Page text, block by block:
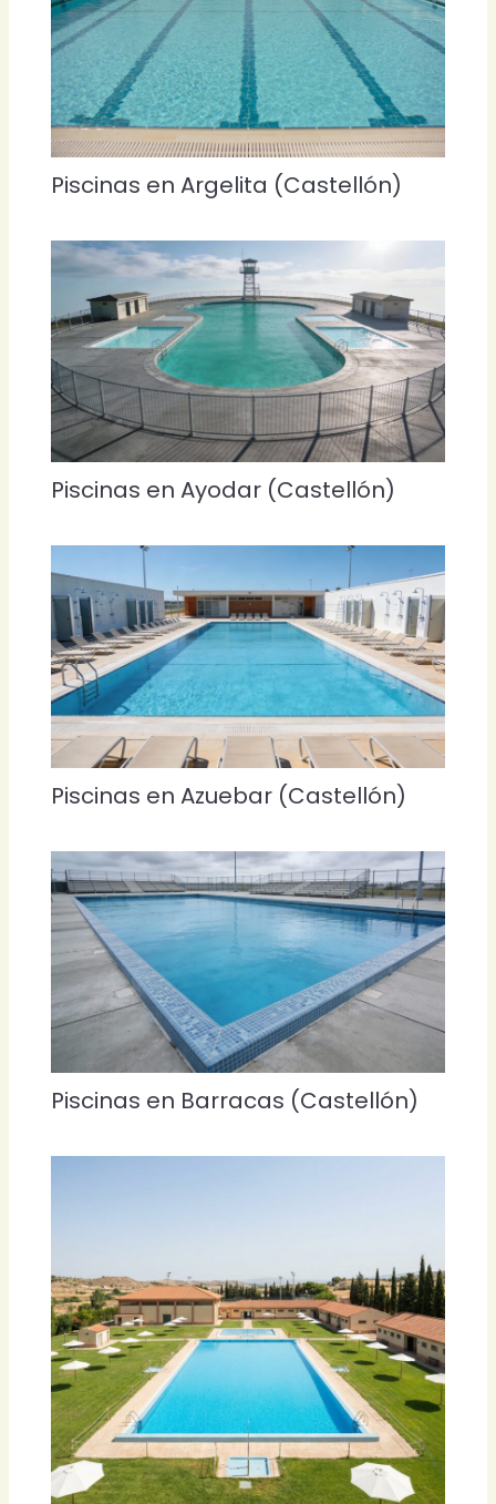
Piscinas en Argelita (Castellón)
Piscinas en Ayodar (Castellón)
Piscinas en Azuebar (Castellón)
Piscinas en Barracas (Castellón)